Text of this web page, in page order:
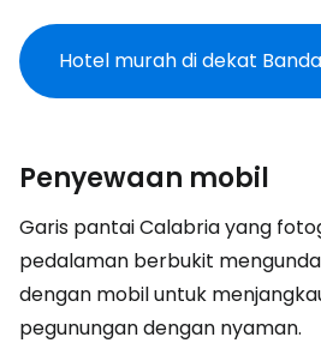
Hotel murah di dekat
Penyewaan mobil
Garis pantai Calabria yang
pedalaman berbukit
dengan mobil untuk
pegunungan dengan nyaman.